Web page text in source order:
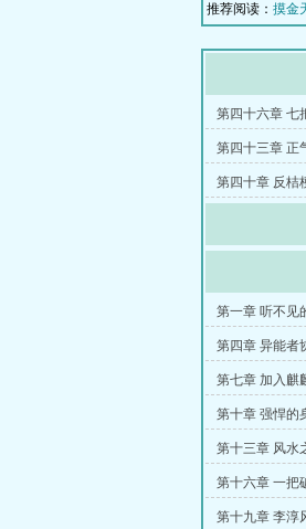
推荐阅读： 摸金
第四十六章 七
第四十三章 正
第四十章 反桔
第一章 听不见
第四章 异能者
第七章 加入麒
第十章 强悍的
第十三章 风水
第十六章 一把
第十九章 李淳